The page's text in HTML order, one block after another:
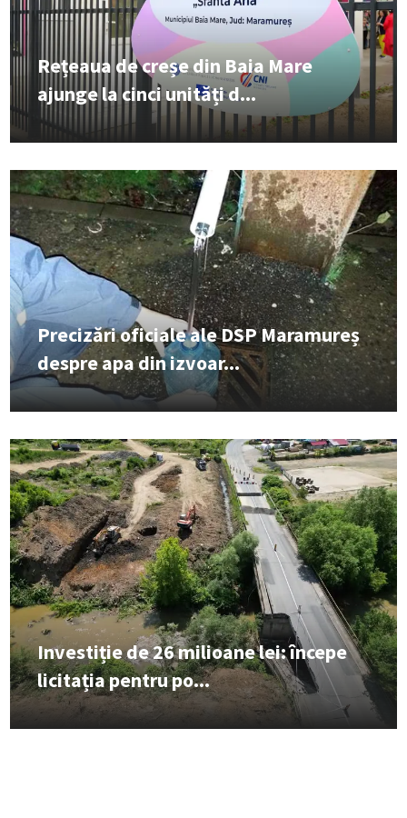
Rețeaua de creșe din Baia Mare
ajunge la cinci unități d...
Precizări oficiale ale DSP Maramureș
despre apa din izvoar...
Investiție de 26 milioane lei: începe
licitația pentru po...